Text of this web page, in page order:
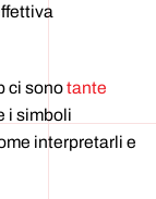
ci sonotante
i simboli
interpretarli e